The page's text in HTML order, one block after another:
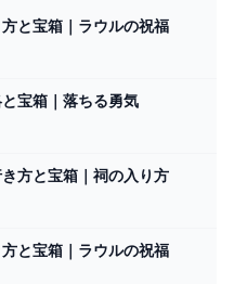
と宝箱｜ラウルの祝福
宝箱｜落ちる勇気
方と宝箱｜祠の入り方
と宝箱｜ラウルの祝福